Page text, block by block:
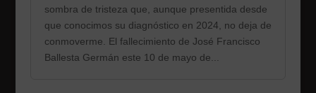
sombra de tristeza que, aunque presentida desde
que conocimos su diagnóstico en 2024, no deja de
conmoverme. El fallecimiento de José Francisco
Ballesta Germán este 10 de mayo de...